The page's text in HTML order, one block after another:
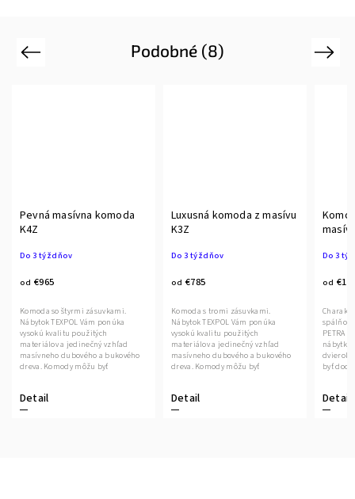
Podobné (8)
Previous
Pevná masívna komoda
K4Z
Do 3 týždňov
od €965
Detail
Komoda so štyrmi zásuvkami.
Nábytok TEXPOL Vám ponúka
vysokú kvalitu použitých
materiálov a jedinečný vzhľad
masívneho dubového a bukového
dreva. Komody môžu byť
Luxusná komoda z masívu
K3Z
Do 3 týždňov
od €785
Detail
Komoda s tromi zásuvkami.
Nábytok TEXPOL Vám ponúka
vysokú kvalitu použitých
materiálov a jedinečný vzhľad
masívneho dubového a bukového
dreva. Komody môžu byť
Do 3
od €1
Detail
PETRA
nábytku
dvierok
byť
Next